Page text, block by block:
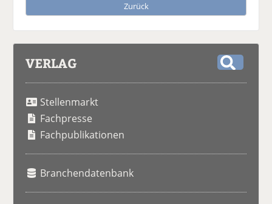
Zurück
VERLAG
Stellenmarkt
Fachpresse
Fachpublikationen
Branchendatenbank